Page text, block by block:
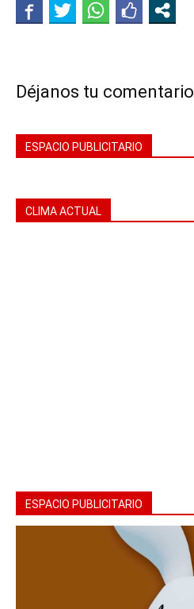
Déjanos tu comentario
ESPACIO PUBLICITARIO
CLIMA ACTUAL
ESPACIO PUBLICITARIO